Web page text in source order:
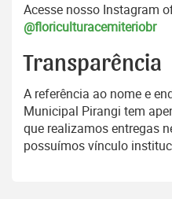
Acesse nosso Instagram
@floriculturacemiteriobr
Transparência
A referência ao nome e
Municipal Pirangi tem
que realizamos entregas
possuímos vínculo